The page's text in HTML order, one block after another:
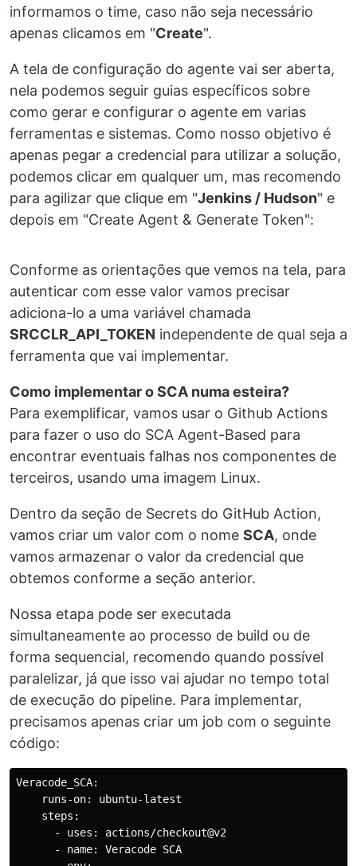
informamos o time, caso não seja necessário
apenas clicamos em "Create".
A tela de configuração do agente vai ser aberta,
nela podemos seguir guias específicos sobre
como gerar e configurar o agente em varias
ferramentas e sistemas. Como nosso objetivo é
apenas pegar a credencial para utilizar a solução,
podemos clicar em qualquer um, mas recomendo
para agilizar que clique em "Jenkins / Hudson" e
depois em "Create Agent & Generate Token":
Conforme as orientações que vemos na tela, para
autenticar com esse valor vamos precisar
adiciona-lo a uma variável chamada
SRCCLR_API_TOKEN independente de qual seja a
ferramenta que vai implementar.
Como implementar o SCA numa esteira?
Para exemplificar, vamos usar o Github Actions
para fazer o uso do SCA Agent-Based para
encontrar eventuais falhas nos componentes de
terceiros, usando uma imagem Linux.
Dentro da seção de Secrets do GitHub Action,
vamos criar um valor com o nome SCA, onde
vamos armazenar o valor da credencial que
obtemos conforme a seção anterior.
Nossa etapa pode ser executada
simultaneamente ao processo de build ou de
forma sequencial, recomendo quando possível
paralelizar, já que isso vai ajudar no tempo total
de execução do pipeline. Para implementar,
precisamos apenas criar um job com o seguinte
código:
Veracode_SCA:
    runs-on: ubuntu-latest
    steps:
      - uses: actions/checkout@v2
      - name: Veracode SCA